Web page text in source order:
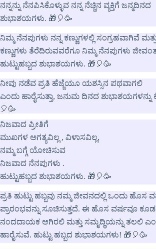
ನನ್ನನ್ನು ನೆನಪಿಸಿಕೊಳ್ಳುವ ನನ್ನ ನೆಚ್ಚಿನ ವ್ಯಕ್ತಿಗೆ ಜನ್ಮದಿನದ
ಶುಭಾಶಯಗಳು. 🎁🎈🥳
ನಿಮ್ಮ ನೆನಪುಗಳು ನನ್ನ ಕಣ್ಣುಗಳಲ್ಲಿ ಸಂಗ್ರಹವಾಗಿವೆ
ಕಣ್ಣುಗಳು ತೆರೆದಿರುವವರೆಗೂ ನಿಮ್ಮ ನೆನಪುಗಳು
ಹುಟ್ಟುಹಬ್ಬದ ಶುಭಾಶಯಗಳು. 🎁🎈🥳
ನೀವು ನಡೆವ ಪ್ರತಿ ಹೆಜ್ಜೆಯೂ ಯಶಸ್ಸಿನ ಪಥವಾಗಲಿ
ಎಂದು ಹಾರೈಸುತ್ತಾ, ಜನುಮ ದಿನದ ಶುಭಾಶಯಗಳನ್ನು
🎈🥳
ನಿಜವಾದ ಪ್ರೀತಿಗೆ
ಮುಖಗಳ ಅಗತ್ಯವಿಲ್ಲ , ವಿಳಾಸವಿಲ್ಲ,
ನಮ್ಮ ಬಗ್ಗೆ ಯೋಚಿಸುವ
ನಿಜವಾದ ನೆನಪುಗಳು .
ಹುಟ್ಟುಹಬ್ಬದ ಶುಭಾಶಯಗಳು. 🎁🎈🥳
ಪ್ರತಿ ಹುಟ್ಟು ಹಬ್ಬವು ನಮ್ಮ ಜೀವನದಲ್ಲಿ ಒಂದು ಹೊಸ
ಪ್ರಾರಂಭವನ್ನು ಸೂಚಿಸುತ್ತದೆ. ಈ ಹೊಸ ವರ್ಷವೂ
ನಂದದಾಯಕ ಆಗಿರಲಿ ಮತ್ತು ಸಮೃದ್ಧಿಯನ್ನು ತಲಲಿ
ಹಾರೈಸುವೆ. ಹುಟ್ಟು ಹಬ್ಬದ ಶುಭಾಶಯಗಳು! 🎁🎈🥳